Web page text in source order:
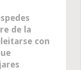
de la
con